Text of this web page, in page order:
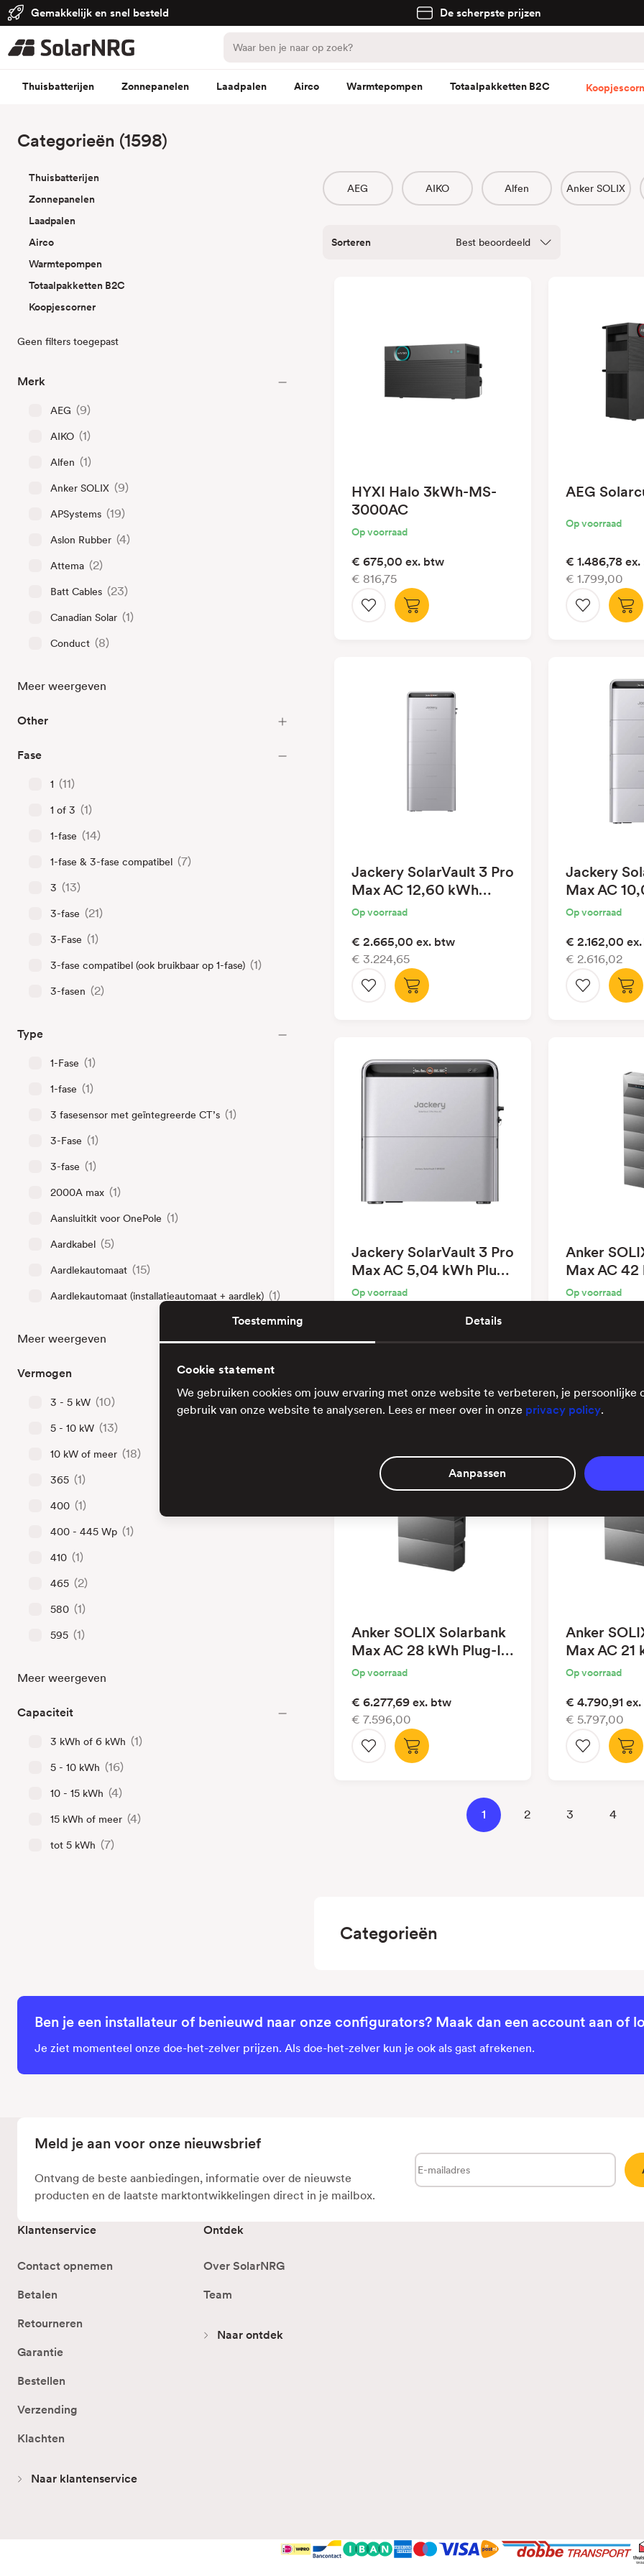
Toestemming Details
Cookie statement
We gebruiken cookies om jouw ervaring met onze website te verbeteren, je persoonlijke
gebruik van onze website te analyseren. Lees er meer over in onze privacy policy.
Aanpassen
Gemakkelijk en snel besteld De scherpste prijzen
Thuisbatterijen Zonnepanelen Laadpalen Airco Warmtepompen Totaalpakketten B2C
Categorieën (1598)
Thuisbatterijen
Zonnepanelen
Laadpalen
Airco
Warmtepompen
Totaalpakketten B2C
Koopjescorner
Geen filters toegepast
Merk
AEG (9)
AIKO (1)
Alfen (1)
Anker SOLIX (9)
APSystems (19)
Aslon Rubber (4)
Attema (2)
Batt Cables (23)
Canadian Solar (1)
Conduct (8)
Meer weergeven
Other
Fase
1 (11)
1 of 3 (1)
1-fase (14)
1-fase & 3-fase compatibel (7)
3 (13)
3-fase (21)
3-Fase (1)
3-fase compatibel (ook bruikbaar op 1-fase) (1)
3-fasen (2)
Type
1-Fase (1)
1-fase (1)
3 fasesensor met geïntegreerde CT’s (1)
3-Fase (1)
3-fase (1)
2000A max (1)
Aansluitkit voor OnePole (1)
Aardkabel (5)
Aardlekautomaat (15)
Aardlekautomaat (installatieautomaat + aardlek) (1)
Meer weergeven
Vermogen
3 - 5 kW (10)
5 - 10 kW (13)
10 kW of meer (18)
365 (1)
400 (1)
400 - 445 Wp (1)
410 (1)
465 (2)
580 (1)
595 (1)
Meer weergeven
Capaciteit
3 kWh of 6 kWh (1)
5 - 10 kWh (16)
10 - 15 kWh (4)
15 kWh of meer (4)
tot 5 kWh (7)
AEG AIKO Alfen Anker SOLIX
Sorteren
HYXI Halo 3kWh-MS-
3000AC
Op voorraad
€ 675,00 ex. btw
€ 816,75
AEG
Op voorraad
€ 1.486,78
€ 1.799,00
Jackery SolarVault 3 Pro
Max AC 12,60 kWh
Plug-In Battery
Op voorraad
€ 2.665,00 ex. btw
€ 3.224,65
Jackery
Max AC
Plug-In
Op voorraad
€ 2.162,00
€ 2.616,02
Jackery SolarVault 3 Pro
Max AC 5,04 kWh Plug-
In Battery
Op voorraad
€ 1.397,55
Anker
Max AC 42
Battery
Op voorraad
€ 11.194,01
Anker SOLIX Solarbank
Max AC 28 kWh Plug-In
Battery
Op voorraad
€ 6.277,69 ex. btw
€ 7.596,00
Anker
Max AC 21
Battery
Op voorraad
€ 4.790,91
€ 5.797,00
1 2 3 4
Categorieën
Ben je een installateur of benieuwd naar onze configurators? Maak dan een account aan of
Je ziet momenteel onze doe-het-zelver prijzen. Als doe-het-zelver kun je ook als gast afrekenen.
Meld je aan voor onze nieuwsbrief
Ontvang de beste aanbiedingen, informatie over de nieuwste
producten en de laatste marktontwikkelingen direct in je mailbox.
E-
Klantenservice
Contact opnemen
Betalen
Retourneren
Garantie
Bestellen
Verzending
Klachten
Naar klantenservice
Ontdek
Over SolarNRG
Team
Naar ontdek